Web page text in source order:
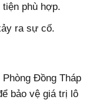
phù hợp.
ra sự cố.
Đồng Tháp
bảo vệ giá trị lô